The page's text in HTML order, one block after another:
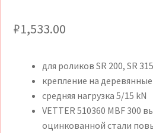
₽1,533.00
для роликов SR 200, SR
крепление на
средняя нагрузка 5/15 kN
VETTER 510360 MBF 300
оцинкованной стали